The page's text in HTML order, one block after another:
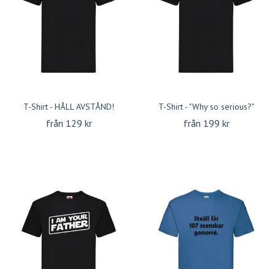
T-Shirt - HÅLL AVSTÅND!
från 129 kr
T-Shirt - "Why so serious?"
från 199 kr